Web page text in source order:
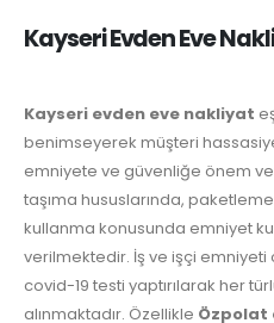
Kayseri Evden Eve
Kayseri evden eve nakliyat
benimseyerek müşteri
emniyete ve güvenliğe önem
taşıma hususlarında,
kullanma konusunda emniyet
verilmektedir. İş ve işçi
covid-19 testi yaptırılarak her
alınmaktadır. Özellikle Özpolat